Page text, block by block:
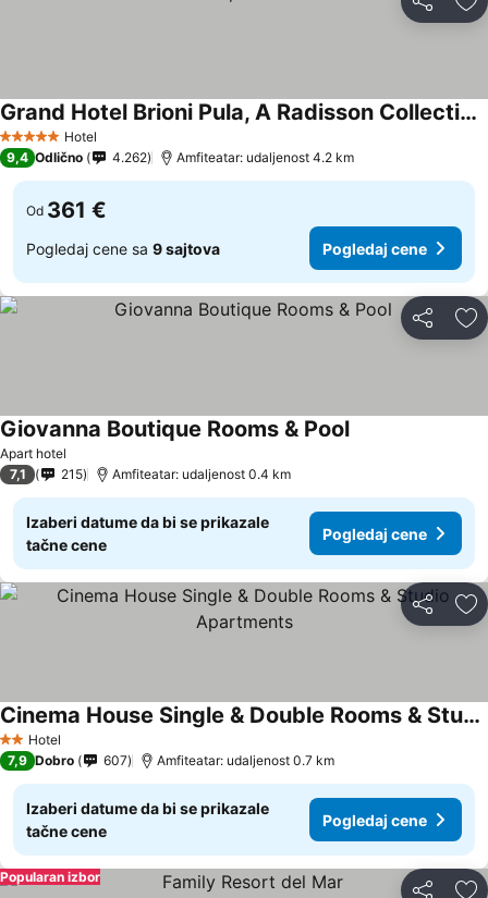
Deli
5 ZvezdiceHotel
Grand Hotel Brioni Pula, A Radisson Collection Hotel
9,4 Odlično 4.262 Amfiteatar: udaljenost 4.2 km
Od 361 €
Pogledaj cene sa 9 sajtova Pogledaj cene
Deli
Apart hotel
Giovanna Boutique Rooms & Pool
7,1 215 Amfiteatar: udaljenost 0.4 km
Izaberi datume da bi se prikazale
tačne cene
Pogledaj cene
Deli
2 Zvezdice
Hotel
Cinema House Single & Double Rooms & Studio Apartments
7,9 Dobro 607 Amfiteatar: udaljenost 0.7 km
Izaberi datume da bi se prikazale
tačne cene
Pogledaj cene
Popularan izbor